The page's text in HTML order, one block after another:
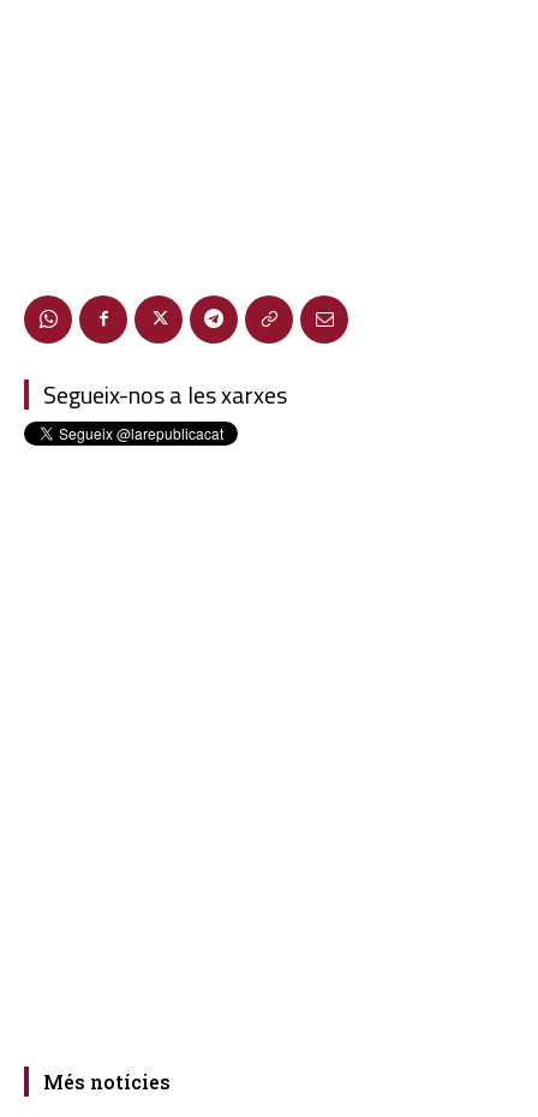
Segueix-nos a les xarxes
Més notícies